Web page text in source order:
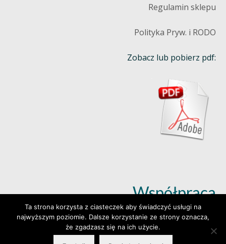
Regulamin sklepu
Polityka Pryw. i RODO
Zobacz lub pobierz pdf:
Współpraca
Dowiedz się więcej (klik)
Ta strona korzysta z ciasteczek aby świadczyć usługi na
najwyższym poziomie. Dalsze korzystanie ze strony oznacza,
że zgadzasz się na ich użycie.